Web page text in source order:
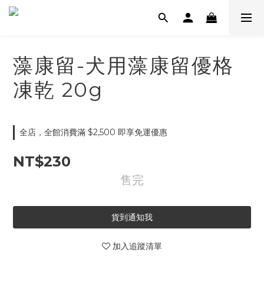
藻康留-犬用藻康留優格
凍乾 20g
全店，全館消費滿 $2,500 即享免運優惠
NT$230
售完
貨到通知我
加入追蹤清單